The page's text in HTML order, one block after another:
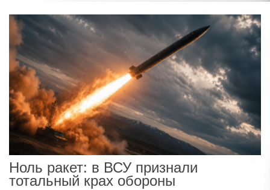
Ноль ракет: в ВСУ признали
тотальный крах обороны